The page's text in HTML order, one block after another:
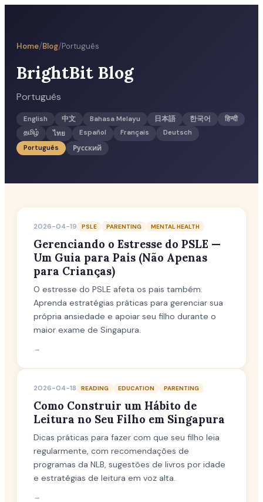
Home/Blog/Português
BrightBit Blog
Português
English 中文 Bahasa Melayu 日本語 한국어
हिन्दी
தமிழ்
ไทย Español Français
Deutsch
Português
Русский
2026-04-19 PSLE PARENTING MENTAL HEALTH
Gerenciando o Estresse do PSLE —
Um Guia para Pais (Não Apenas
para Crianças)
O estresse do PSLE afeta os pais também.
Aprenda estratégias práticas para gerenciar sua
própria ansiedade e apoiar seu filho durante o
maior exame de Singapura.
→
2026-04-18 READING EDUCATION PARENTING
Como Construir um Hábito de
Leitura no Seu Filho em Singapura
Dicas práticas para fazer com que seu filho leia
regularmente, com recomendações de
programas da NLB, sugestões de livros por idade
e estratégias de leitura em voz alta.
→